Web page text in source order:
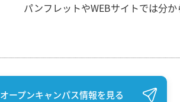
パンフレットやWEBサイトでは分
オープンキャンパス情報を見る